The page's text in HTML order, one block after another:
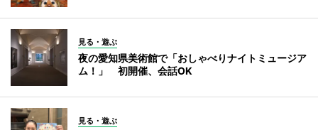
見る・遊ぶ
夜の愛知県美術館で「おしゃべりナイトミュージア
ム！」 初開催、会話OK
見る・遊ぶ